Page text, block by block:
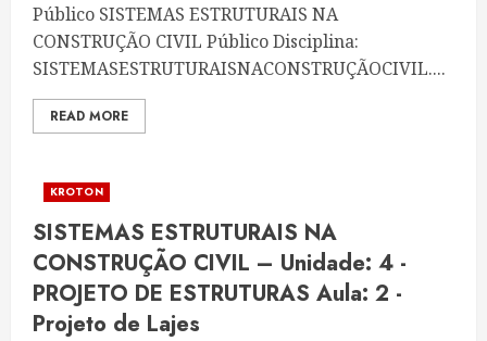
Público SISTEMAS ESTRUTURAIS NA
CONSTRUÇÃO CIVIL Público Disciplina:
SISTEMASESTRUTURAISNACONSTRUÇÃOCIVIL....
READ MORE
KROTON
SISTEMAS ESTRUTURAIS NA
CONSTRUÇÃO CIVIL – Unidade: 4 -
PROJETO DE ESTRUTURAS Aula: 2 -
Projeto de Lajes